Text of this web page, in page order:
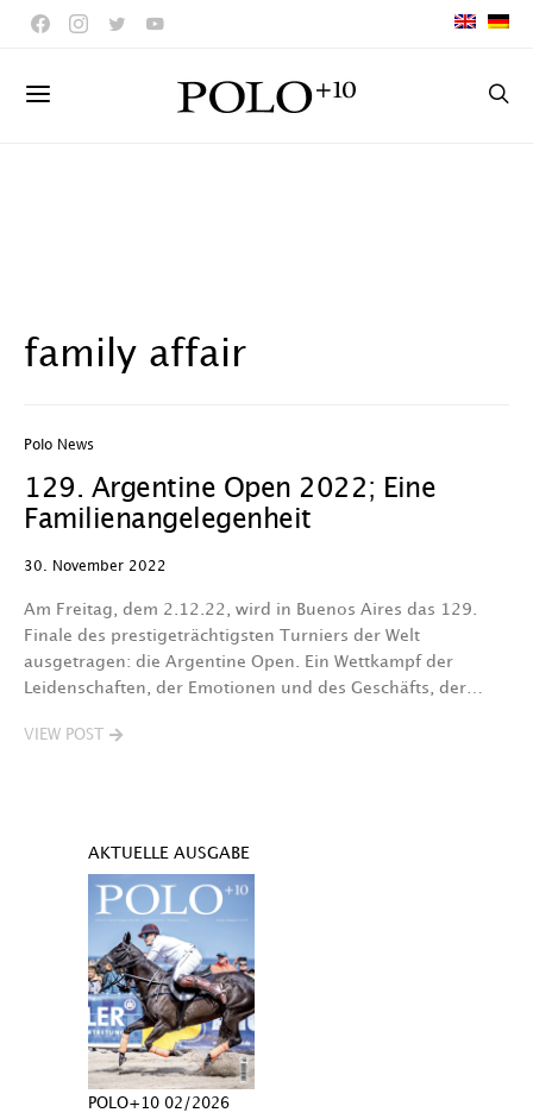
family affair
Polo News
129. Argentine Open 2022; Eine
Familienangelegenheit
30. November 2022
Am Freitag, dem 2.12.22, wird in Buenos Aires das 129.
Finale des prestigeträchtigsten Turniers der Welt
ausgetragen: die Argentine Open. Ein Wettkampf der
Leidenschaften, der Emotionen und des Geschäfts, der…
VIEW POST
AKTUELLE AUSGABE
POLO+10 02/2026